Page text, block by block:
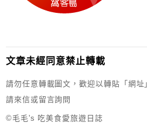
文章未經同意禁止轉載
請勿任意轉載圖文，歡迎以轉貼「網
請來信或留言詢問
©毛毛's 吃美食愛旅遊日誌